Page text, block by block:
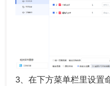
3、在下方菜单栏里设置